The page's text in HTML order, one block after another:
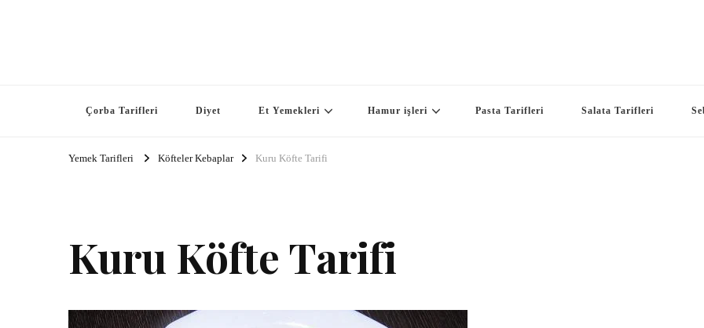
Çorba Tarifleri Diyet Et Yemekleri Hamur işleri Pasta Tarifleri Salata Tarifleri
Yemek Tarifleri Köfteler Kebaplar Kuru Köfte Tarifi
Kuru Köfte Tarifi